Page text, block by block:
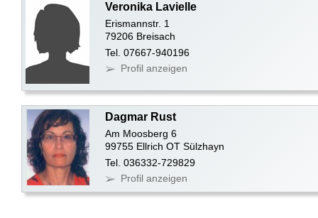
Veronika Lavielle
Erismannstr. 1
79206 Breisach
Tel. 07667-940196
Profil anzeigen
Dagmar Rust
Am Moosberg 6
99755 Ellrich OT Sülzhayn
Tel. 036332-729829
Profil anzeigen